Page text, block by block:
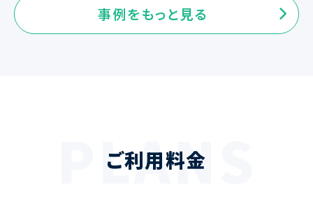
事例をもっと見る
ご利用料金
PLANS